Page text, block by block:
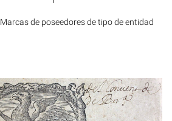
Marcas de poseedores de tipo de entidad